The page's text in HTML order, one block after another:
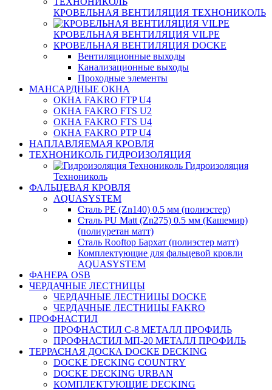
КРОВЕЛЬНАЯ ВЕНТИЛЯЦИЯ ТЕХНОНИКОЛЬ
КРОВЕЛЬНАЯ ВЕНТИЛЯЦИЯ VILPE
КРОВЕЛЬНАЯ ВЕНТИЛЯЦИЯ DOCKE
Вентиляционные выходы
Канализационные выходы
Проходные элементы
МАНСАРДНЫЕ ОКНА
ОКНА FAKRO FTP U4
ОКНА FAKRO FTS U2
ОКНА FAKRO FTS U4
ОКНА FAKRO PTP U4
НАПЛАВЛЯЕМАЯ КРОВЛЯ
ТЕХНОНИКОЛЬ ГИДРОИЗОЛЯЦИЯ
Гидроизоляция
Технониколь
ФАЛЬЦЕВАЯ КРОВЛЯ
AQUASYSTEM
Сталь PE (Zn140) 0.5 мм (полиэстер)
Сталь PU Matt (Zn275) 0.5 мм (Кашемир)
(полиуретан матт)
Сталь Rooftop Бархат (полиэстер матт)
Комплектующие для фальцевой кровли
AQUASYSTEM
ФАНЕРА OSB
ЧЕРДАЧНЫЕ ЛЕСТНИЦЫ
ЧЕРДАЧНЫЕ ЛЕСТНИЦЫ DOCKE
ЧЕРДАЧНЫЕ ЛЕСТНИЦЫ FAKRO
ПРОФНАСТИЛ
ПРОФНАСТИЛ C-8 МЕТАЛЛ ПРОФИЛЬ
ПРОФНАСТИЛ МП-20 МЕТАЛЛ ПРОФИЛЬ
ТЕРРАСНАЯ ДОСКА DOCKE DECKING
DOCKE DECKING COUNTRY
DOCKE DECKING URBAN
КОМПЛЕКТУЮЩИЕ DECKING